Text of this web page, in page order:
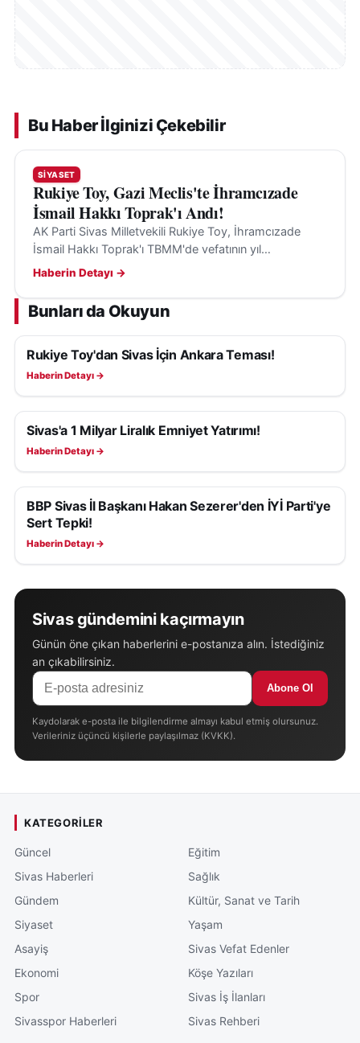
Bu Haber İlginizi Çekebilir
SIYASET
Rukiye Toy, Gazi Meclis'te İhramcızade
İsmail Hakkı Toprak'ı Andı!
AK Parti Sivas Milletvekili Rukiye Toy, İhramcızade
İsmail Hakkı Toprak'ı TBMM'de vefatının yıl
dönümünde andı ve Sivas'a olan katkılarını vurguladı.
Haberin Detayı →
Bunları da Okuyun
SIYASET
Rukiye Toy'dan Sivas İçin Ankara Teması!
Haberin Detayı →
SIYASET
Sivas'a 1 Milyar Liralık Emniyet Yatırımı!
Haberin Detayı →
SIYASET
BBP Sivas İl Başkanı Hakan Sezerer'den İYİ Parti'ye
Sert Tepki!
Haberin Detayı →
Sivas gündemini kaçırmayın
Günün öne çıkan haberlerini e-postanıza alın. İstediğiniz
an çıkabilirsiniz.
Abone Ol
Kaydolarak e-posta ile bilgilendirme almayı kabul etmiş olursunuz.
Verileriniz üçüncü kişilerle paylaşılmaz (KVKK).
KATEGORILER
Güncel
Sivas Haberleri
Gündem
Siyaset
Asayiş
Ekonomi
Spor
Sivasspor Haberleri
Eğitim
Sağlık
Kültür, Sanat ve Tarih
Yaşam
Sivas Vefat Edenler
Köşe Yazıları
Sivas İş İlanları
Sivas Rehberi